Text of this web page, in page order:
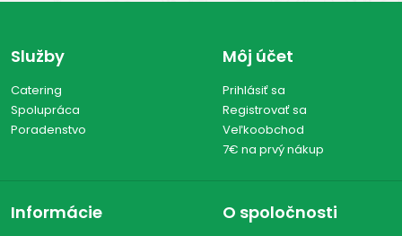
Služby
Catering
Spolupráca
Poradenstvo
Môj účet
Prihlásiť sa
Registrovať sa
Veľkoobchod
7€ na prvý nákup
Informácie O spoločnosti